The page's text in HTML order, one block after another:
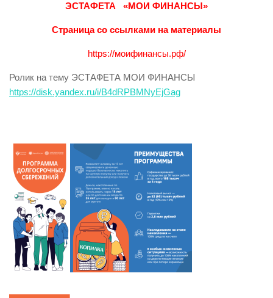
ЭСТАФЕТА «МОИ ФИНАНСЫ»
Страница со ссылками на материалы
https://моифинансы.рф/
Ролик на тему ЭСТАФЕТА МОИ ФИНАНСЫ
https://disk.yandex.ru/i/B4dRPBMNyEjGag